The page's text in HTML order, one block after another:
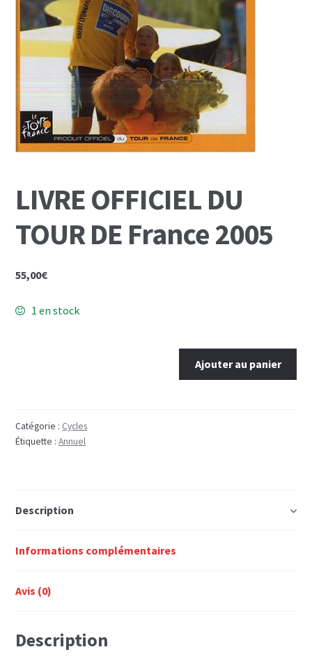
Mon Compte
LIVRE OFFICIEL DU
TOUR DE France 2005
55,00€
1 en stock
DU
TOUR
Ajouter au panier
Catégorie : Cycles
Étiquette :Annuel
Description
Informations complémentaires
Avis (0)
Description